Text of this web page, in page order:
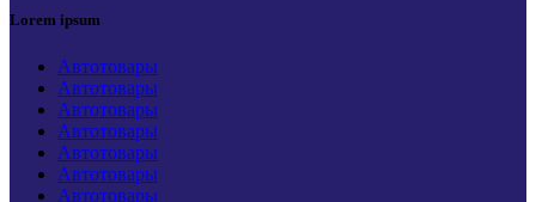
Lorem ipsum
Автотовары
Автотовары
Автотовары
Автотовары
Автотовары
Автотовары
Автотовары